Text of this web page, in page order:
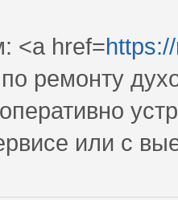
<a href=
ремонту
или с